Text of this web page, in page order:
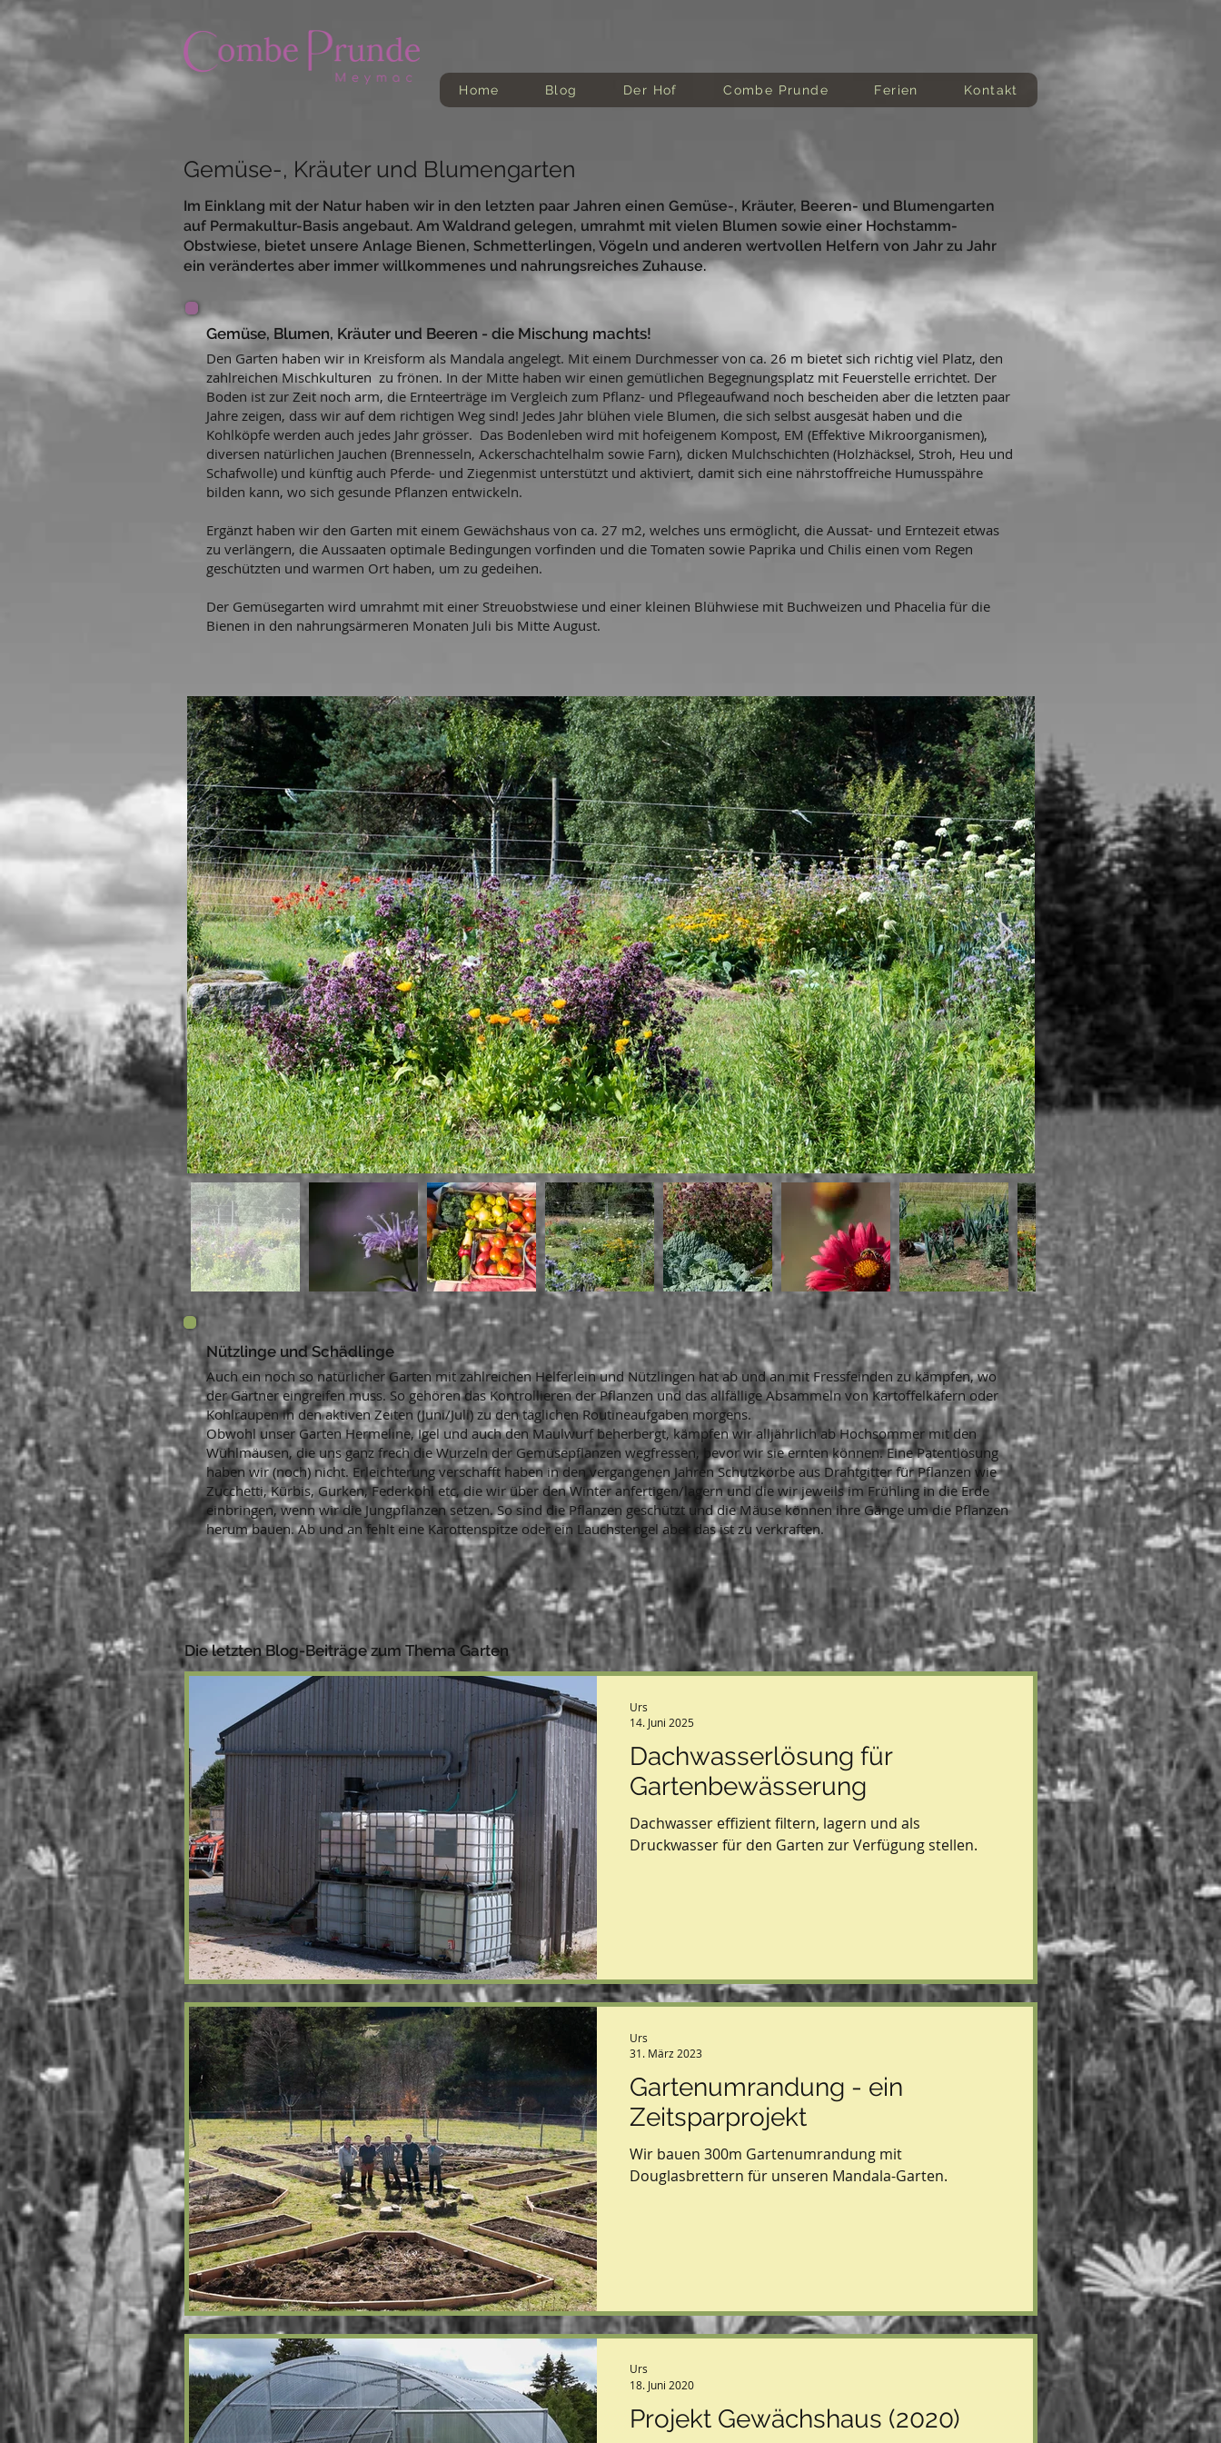
Home Blog Der Hof Combe Prunde Ferien Kontakt
Gemüse-, Kräuter und Blumengarten
Im Einklang mit der Natur haben wir in den letzten paar Jahren einen Gemüse-, Kräuter, Beeren- und Blumengarten
auf Permakultur-Basis angebaut. Am Waldrand gelegen, umrahmt mit vielen Blumen sowie einer Hochstamm-
Obstwiese, bietet unsere Anlage Bienen, Schmetterlingen, Vögeln und anderen wertvollen Helfern von Jahr zu Jahr
ein verändertes aber immer willkommenes und nahrungsreiches Zuhause.
Gemüse, Blumen, Kräuter und Beeren - die Mischung machts!
Den Garten haben wir in Kreisform als Mandala angelegt. Mit einem Durchmesser von ca. 26 m bietet sich richtig viel Platz, den
zahlreichen Mischkulturen zu frönen. In der Mitte haben wir einen gemütlichen Begegnungsplatz mit Feuerstelle errichtet. Der
Boden ist zur Zeit noch arm, die Ernteerträge im Vergleich zum Pflanz- und Pflegeaufwand noch bescheiden aber die letzten paar
Jahre zeigen, dass wir auf dem richtigen Weg sind! Jedes Jahr blühen viele Blumen, die sich selbst ausgesät haben und die
Kohlköpfe werden auch jedes Jahr grösser. Das Bodenleben wird mit hofeigenem Kompost, EM (Effektive Mikroorganismen),
diversen natürlichen Jauchen (Brennesseln, Ackerschachtelhalm sowie Farn), dicken Mulchschichten (Holzhäcksel, Stroh, Heu und
Schafwolle) und künftig auch Pferde- und Ziegenmist unterstützt und aktiviert, damit sich eine nährstoffreiche Humusspähre
bilden kann, wo sich gesunde Pflanzen entwickeln.
Ergänzt haben wir den Garten mit einem Gewächshaus von ca. 27 m2, welches uns ermöglicht, die Aussat- und Erntezeit etwas
zu verlängern, die Aussaaten optimale Bedingungen vorfinden und die Tomaten sowie Paprika und Chilis einen vom Regen
geschützten und warmen Ort haben, um zu gedeihen.
Der Gemüsegarten wird umrahmt mit einer Streuobstwiese und einer kleinen Blühwiese mit Buchweizen und Phacelia für die
Bienen in den nahrungsärmeren Monaten Juli bis Mitte August.
Nützlinge und Schädlinge
Auch ein noch so natürlicher Garten mit zahlreichen Helferlein und Nützlingen hat ab und an mit Fressfeinden zu kämpfen, wo
der Gärtner eingreifen muss. So gehören das Kontrollieren der Pflanzen und das allfällige Absammeln von Kartoffelkäfern oder
Kohlraupen in den aktiven Zeiten (Juni/Juli) zu den täglichen Routineaufgaben morgens.
Obwohl unser Garten Hermeline, Igel und auch den Maulwurf beherbergt, kämpfen wir alljährlich ab Hochsommer mit den
Wühlmäusen, die uns ganz frech die Wurzeln der Gemüsepflanzen wegfressen, bevor wir sie ernten können. EinePatentlösung
haben wir (noch) nicht. Erleichterung verschafft haben in den vergangenen Jahren Schutzkörbe aus Drahtgitter für Pflanzen wie
Zucchetti, Kürbis, Gurken, Federkohl etc, die wir über den Winter anfertigen/lagern und die wir jeweils im Frühling in die Erde
einbringen, wenn wir die Jungpflanzen setzen. So sind die Pflanzen geschützt und die Mäuse können ihre Gänge um die Pflanzen
herum bauen. Ab und an fehlt eine Karottenspitze oder ein Lauchstengel aber das ist zu verkraften.
Die letzten Blog-Beiträge zum Thema Garten
Dachwasserlösung für
Gartenbewässerung
Dachwasser effizient filtern, lagern und als
Druckwasser für den Garten zur Verfügung stellen.
Urs
14. Juni 2025
Gartenumrandung - ein
Zeitsparprojekt
Wir bauen 300m Gartenumrandung mit
Douglasbrettern für unseren Mandala-Garten.
Urs
31. März 2023
Projekt Gewächshaus (2020)
Urs
18. Juni 2020